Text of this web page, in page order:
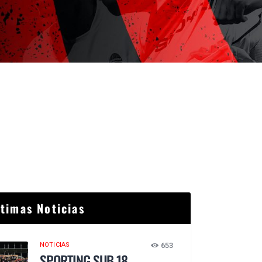
Noticias
NOTICIAS 653